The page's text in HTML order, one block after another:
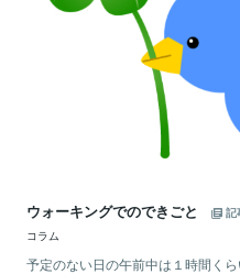
ウォーキングでのできごと
記
コラム
予定のない日の午前中は１時間く